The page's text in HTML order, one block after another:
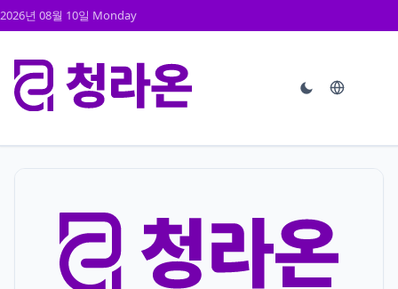
2026년 08월 10일 Monday